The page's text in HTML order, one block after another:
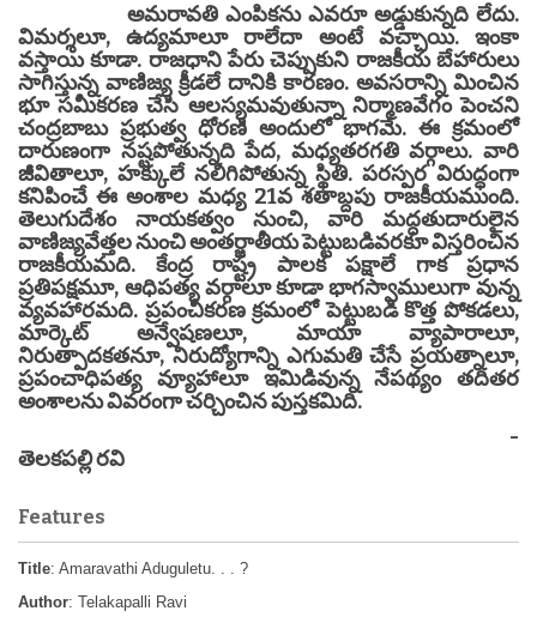
అమరావతి ఎంపికను ఎవరూ అడ్డుకున్నది లేదు.
విమర్శలూ, ఉద్యమాలూ రాలేదా అంటే వచ్చాయి. ఇంకా
వస్తాయి కూడా. రాజధాని పేరు చెప్పుకుని రాజకీయ బేహారులు
సాగిస్తున్న వాణిజ్య క్రీడలే దానికి కారణం. అవసరాన్ని మించిన
భూ సమీకరణ చేసి ఆలస్యమవుతున్నా నిర్మాణవేగం పెంచని
చంద్రబాబు ప్రభుత్వ ధోరణి అందులో భాగమే. ఈ క్రమంలో
దారుణంగా నష్టపోతున్నది పేద, మధ్యతరగతి వర్గాలు. వారి
జీవితాలూ, హక్కులే నలిగిపోతున్న స్థితి. పరస్పర విరుద్ధంగా
కనిపించే ఈ అంశాల మధ్య 21వ శతాబ్దపు రాజకీయముంది.
తెలుగుదేశం నాయకత్వం నుంచి, వారి మద్దతుదారులైన
వాణిజ్యవేత్తల నుంచి అంతర్జాతీయ పెట్టుబడివరకూ విస్తరించిన
రాజకీయమది. కేంద్ర రాష్ట్ర పాలక పక్షాలే గాక ప్రధాన
ప్రతిపక్షమూ, ఆధిపత్య వర్గాలూ కూడా భాగస్వాములుగా వున్న
వ్యవహారమది. ప్రపంచీకరణ క్రమంలో పెట్టుబడి కొత్త పోకడలు,
మార్కెట్ అన్వేషణలూ, మాయా వ్యాపారాలూ,
నిరుత్పాదకతనూ, నిరుద్యోగాన్ని ఎగుమతి చేసే ప్రయత్నాలూ,
ప్రపంచాధిపత్య వ్యూహాలూ ఇమిడివున్న నేపథ్యం తదితర
అంశాలను వివరంగా చర్చించిన పుస్తకమిది.
-
తెలకపల్లి రవి
Features
Title: Amaravathi Aduguletu. . . ?
Author: Telakapalli Ravi